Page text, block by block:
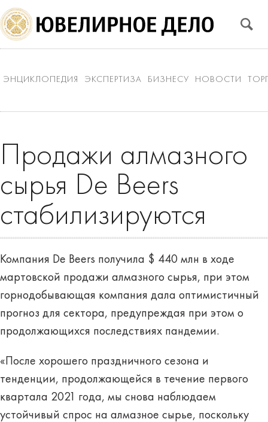
ЭНЦИКЛОПЕДИЯ ЭКСПЕРТИЗА БИЗНЕСУ НОВОСТИ
Продажи алмазного
сырья De Beers
стабилизируются
Компания De Beers получила $ 440 млн в ходе
мартовской продажи алмазного сырья, при этом
горнодобывающая компания дала оптимистичный
прогноз для сектора, предупреждая при этом о
продолжающихся последствиях пандемии.
«После хорошего праздничного сезона и
тенденции, продолжающейся в течение первого
квартала 2021 года, мы снова наблюдаем
устойчивый спрос на алмазное сырье, поскольку